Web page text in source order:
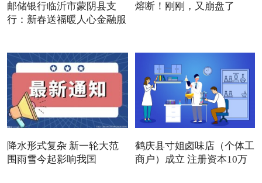
邮储银行临沂市蒙阴县支
行：新春送福暖人心金融服
熔断！刚刚，又崩盘了
降水形式复杂 新一轮大范
围雨雪今起影响我国
鹤庆县寸姐卤味店（个体工
商户）成立 注册资本10万